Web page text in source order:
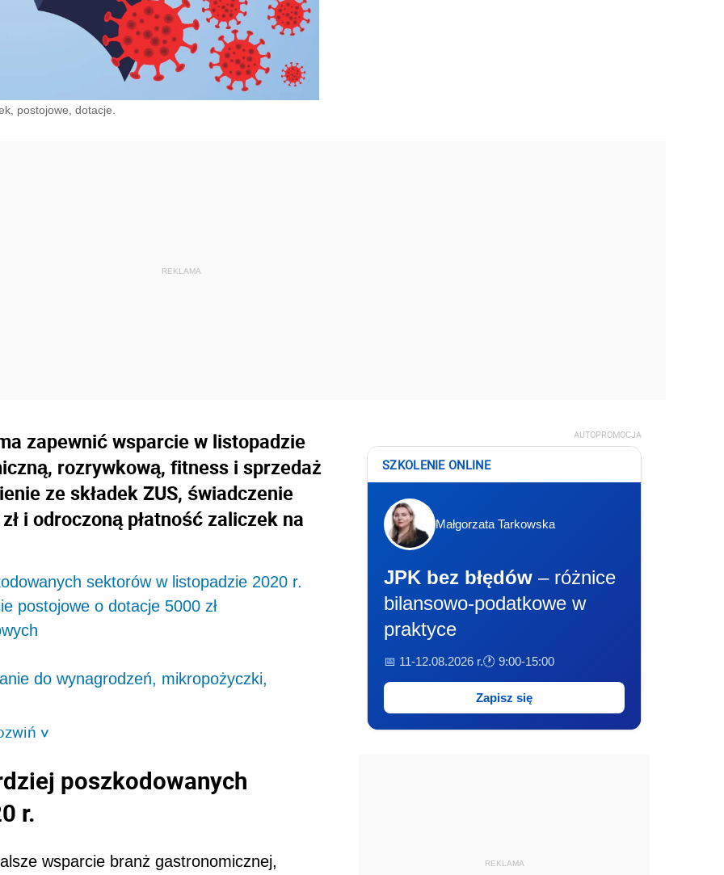
postojowe, dotacje.
zapewnić wsparcie w listopadzie
rozrywkową, fitness i sprzedaż
ze składek ZUS, świadczenie
i odroczoną płatność zaliczek na
sektorów w listopadzie 2020 r.
postojowe o dotacje 5000 zł
do wynagrodzeń, mikropożyczki,
>
poszkodowanych
r.
wsparcie branż gastronomicznej,
AUTOPROMOCJA
SZKOLENIE ONLINE
Małgorzata Tarkowska
JPK bez błędów – różnice
bilansowo-podatkowe w
praktyce
📅 11-12.08.2026 r.🕐 9:00-15:00
Zapisz się
REKLAMA